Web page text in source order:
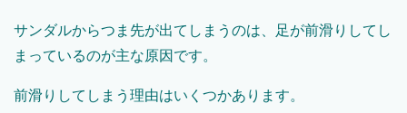
サンダルからつま先が出てしまうのは、足が前滑りしてし
まっているのが主な原因です。
前滑りしてしまう理由はいくつかあります。